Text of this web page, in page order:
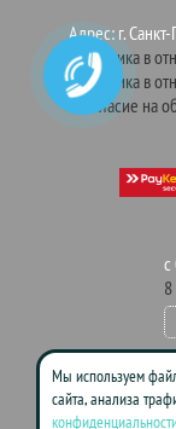
Адрес: г.
Политика в
Политика в
Согласие на
Данный сайт носит
Мы используем
сайта, анализа